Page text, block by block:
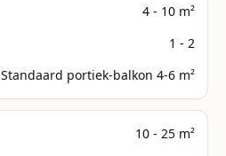
4 - 10 m²
1 - 2
Standaard portiek-balkon 4-6 m²
10 - 25 m²